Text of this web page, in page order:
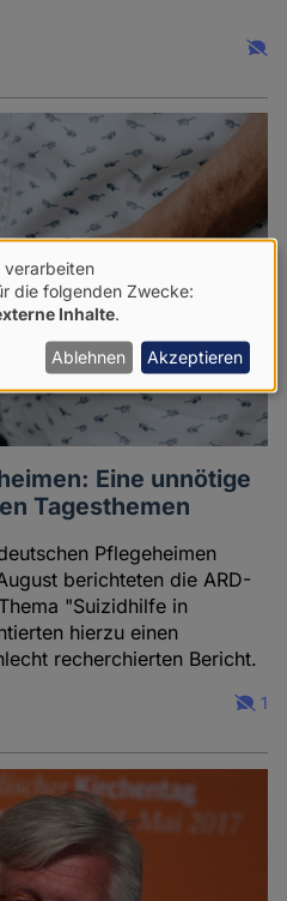
Eine unnötige
Tagesthemen
Pflegeheimen
berichteten die ARD-
"Suizidhilfe in
hierzu einen
recherchierten Bericht.
1
verarbeiten
die folgenden Zwecke:
Inhalte
Ablehnen Akzeptieren